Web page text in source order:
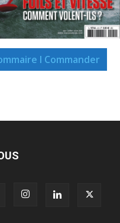
I Commander